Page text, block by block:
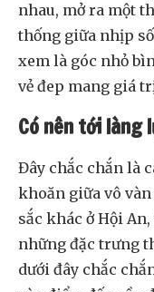
nhau, mở ra một
thống giữa nhịp
xem là góc nhỏ
vẻ đep mang giá
Có nên tới làng
Đây chắc chắn là
khoăn giữa vô vàn
sắc khác ở Hội
những đặc trưng
dưới đây chắc